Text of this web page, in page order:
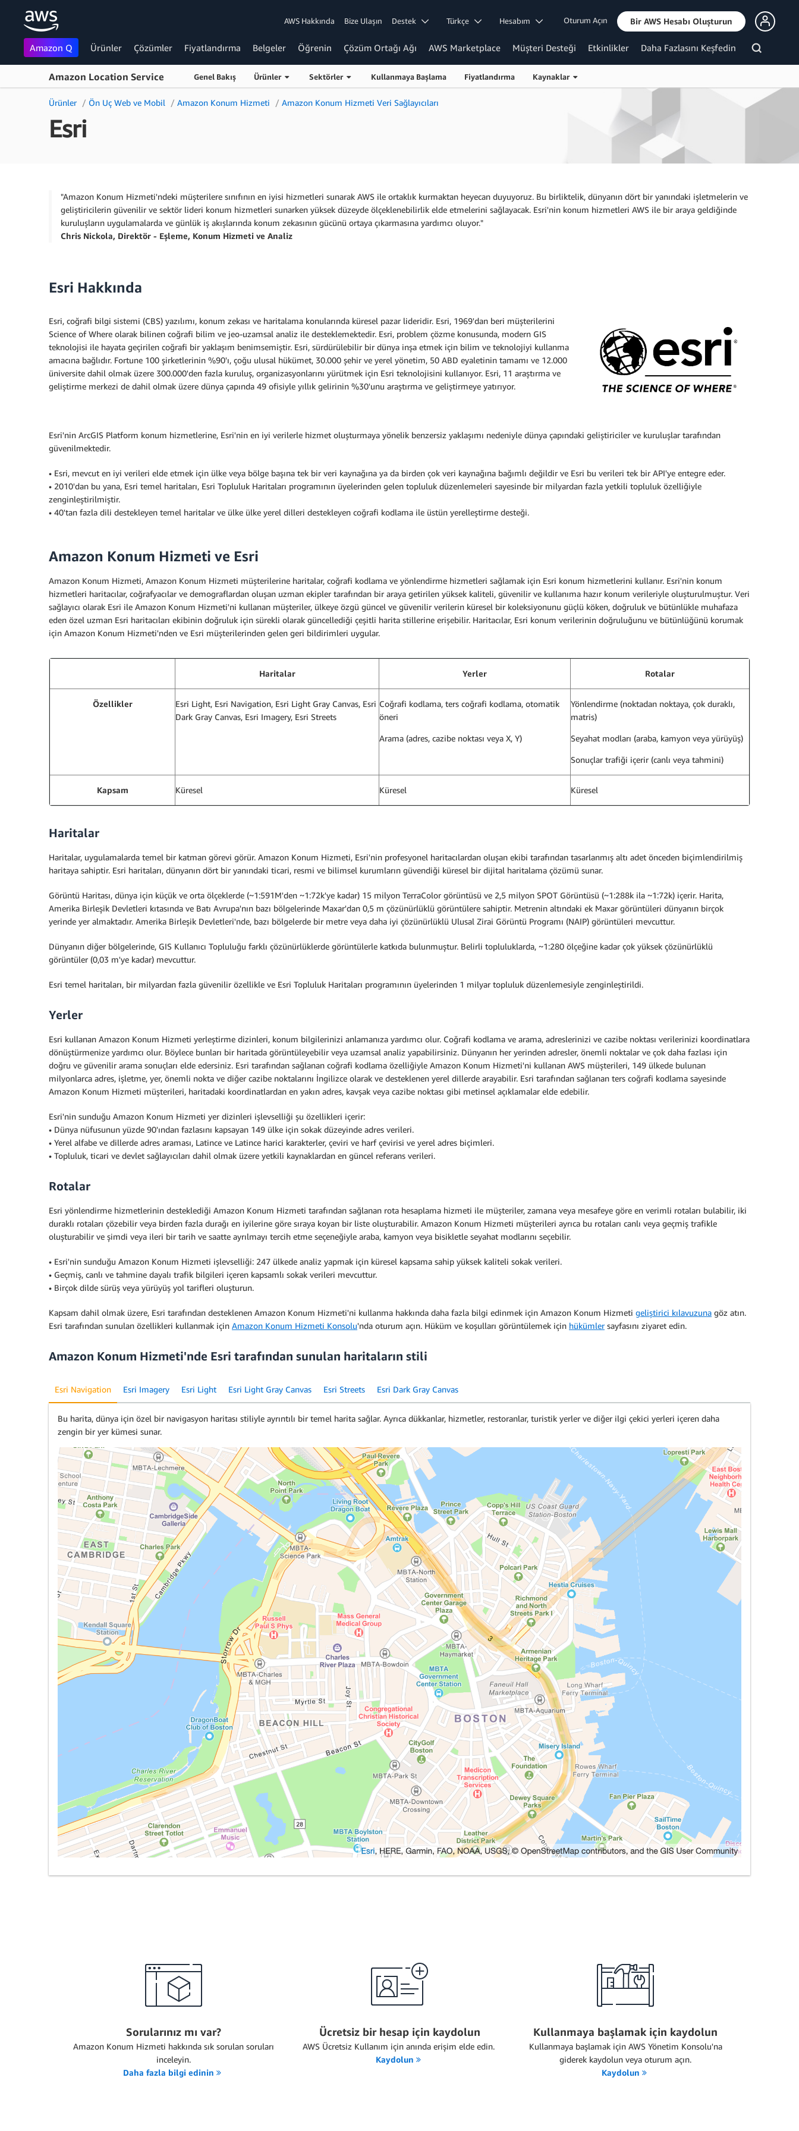
Ana İçeriğe Atla
AWS Hakkında Bize Ulaşın Destek Türkçe Hesabım Oturum Açın Bir AWS Hesabı Oluşturun
Amazon Q Ürünler Çözümler Fiyatlandırma Belgeler Öğrenin Çözüm Ortağı Ağı AWS Marketplace Müşteri Desteği Etkinlikler Daha Fazlasını Keşfedin
Amazon Location Service Genel Bakış Ürünler Sektörler Kullanmaya Başlama Fiyatlandırma Kaynaklar
Ürünler Ön Uç Web ve Mobil Amazon Konum Hizmeti Amazon Konum Hizmeti Veri Sağlayıcıları
Esri
"Amazon Konum Hizmeti'ndeki müşterilere sınıfının en iyisi hizmetleri sunarak AWS ile ortaklık kurmaktan heyecan duyuyoruz. Bu birliktelik, dünyanın dört bir yanındaki işletmelerin ve
geliştiricilerin güvenilir ve sektör lideri konum hizmetleri sunarken yüksek düzeyde ölçeklenebilirlik elde etmelerini sağlayacak. Esri'nin konum hizmetleri AWS ile bir araya geldiğinde
kuruluşların uygulamalarda ve günlük iş akışlarında konum zekasının gücünü ortaya çıkarmasına yardımcı oluyor."
Chris Nickola, Direktör - Eşleme, Konum Hizmeti ve Analiz
Esri Hakkında
Esri, coğrafi bilgi sistemi (CBS) yazılımı, konum zekası ve haritalama konularında küresel pazar lideridir. Esri, 1969'dan beri müşterilerini
Science of Where olarak bilinen coğrafi bilim ve jeo-uzamsal analiz ile desteklemektedir. Esri, problem çözme konusunda, modern GIS
teknolojisi ile hayata geçirilen coğrafi bir yaklaşım benimsemiştir. Esri, sürdürülebilir bir dünya inşa etmek için bilim ve teknolojiyi kullanma
amacına bağlıdır. Fortune 100 şirketlerinin %90'ı, çoğu ulusal hükümet, 30.000 şehir ve yerel yönetim, 50 ABD eyaletinin tamamı ve 12.000
üniversite dahil olmak üzere 300.000'den fazla kuruluş, organizasyonlarını yürütmek için Esri teknolojisini kullanıyor. Esri, 11 araştırma ve
geliştirme merkezi de dahil olmak üzere dünya çapında 49 ofisiyle yıllık gelirinin %30'unu araştırma ve geliştirmeye yatırıyor.
Esri'nin ArcGIS Platform konum hizmetlerine, Esri'nin en iyi verilerle hizmet oluşturmaya yönelik benzersiz yaklaşımı nedeniyle dünya çapındaki geliştiriciler ve kuruluşlar tarafından
güvenilmektedir.
• Esri, mevcut en iyi verileri elde etmek için ülke veya bölge başına tek bir veri kaynağına ya da birden çok veri kaynağına bağımlı değildir ve Esri bu verileri tek bir API'ye entegre eder.
• 2010'dan bu yana, Esri temel haritaları, Esri Topluluk Haritaları programının üyelerinden gelen topluluk düzenlemeleri sayesinde bir milyardan fazla yetkili topluluk özelliğiyle
zenginleştirilmiştir.
• 40'tan fazla dili destekleyen temel haritalar ve ülke ülke yerel dilleri destekleyen coğrafi kodlama ile üstün yerelleştirme desteği.
Amazon Konum Hizmeti ve Esri
Amazon Konum Hizmeti, Amazon Konum Hizmeti müşterilerine haritalar, coğrafi kodlama ve yönlendirme hizmetleri sağlamak için Esri konum hizmetlerini kullanır. Esri'nin konum
hizmetleri haritacılar, coğrafyacılar ve demograflardan oluşan uzman ekipler tarafından bir araya getirilen yüksek kaliteli, güvenilir ve kullanıma hazır konum verileriyle oluşturulmuştur. Veri
sağlayıcı olarak Esri ile Amazon Konum Hizmeti'ni kullanan müşteriler, ülkeye özgü güncel ve güvenilir verilerin küresel bir koleksiyonunu güçlü köken, doğruluk ve bütünlükle muhafaza
eden özel uzman Esri haritacıları ekibinin doğruluk için sürekli olarak güncellediği çeşitli harita stillerine erişebilir. Haritacılar, Esri konum verilerinin doğruluğunu ve bütünlüğünü korumak
için Amazon Konum Hizmeti'nden ve Esri müşterilerinden gelen geri bildirimleri uygular.
Haritalar Yerler Rotalar
Özellikler
Esri Light, Esri Navigation, Esri Light Gray Canvas, Esri
Dark Gray Canvas, Esri Imagery, Esri Streets
Coğrafi kodlama, ters coğrafi kodlama, otomatik
öneri
Arama (adres, cazibe noktası veya X, Y)
Yönlendirme (noktadan noktaya, çok duraklı,
matris)
Seyahat modları (araba, kamyon veya yürüyüş)
Sonuçlar trafiği içerir (canlı veya tahmini)
Kapsam Küresel Küresel Küresel
Haritalar
Haritalar, uygulamalarda temel bir katman görevi görür. Amazon Konum Hizmeti, Esri'nin profesyonel haritacılardan oluşan ekibi tarafından tasarlanmış altı adet önceden biçimlendirilmiş
haritaya sahiptir. Esri haritaları, dünyanın dört bir yanındaki ticari, resmi ve bilimsel kurumların güvendiği küresel bir dijital haritalama çözümü sunar.
Görüntü Haritası, dünya için küçük ve orta ölçeklerde (~1:591M'den ~1:72k'ye kadar) 15 milyon TerraColor görüntüsü ve 2,5 milyon SPOT Görüntüsü (~1:288k ila ~1:72k) içerir. Harita,
Amerika Birleşik Devletleri kıtasında ve Batı Avrupa'nın bazı bölgelerinde Maxar'dan 0,5 m çözünürlüklü görüntülere sahiptir. Metrenin altındaki ek Maxar görüntüleri dünyanın birçok
yerinde yer almaktadır. Amerika Birleşik Devletleri'nde, bazı bölgelerde bir metre veya daha iyi çözünürlüklü Ulusal Zirai Görüntü Programı (NAIP) görüntüleri mevcuttur.
Dünyanın diğer bölgelerinde, GIS Kullanıcı Topluluğu farklı çözünürlüklerde görüntülerle katkıda bulunmuştur. Belirli topluluklarda, ~1:280 ölçeğine kadar çok yüksek çözünürlüklü
görüntüler (0,03 m'ye kadar) mevcuttur.
Esri temel haritaları, bir milyardan fazla güvenilir özellikle ve Esri Topluluk Haritaları programının üyelerinden 1 milyar topluluk düzenlemesiyle zenginleştirildi.
Yerler
Esri kullanan Amazon Konum Hizmeti yerleştirme dizinleri, konum bilgilerinizi anlamanıza yardımcı olur. Coğrafi kodlama ve arama, adreslerinizi ve cazibe noktası verilerinizi koordinatlara
dönüştürmenize yardımcı olur. Böylece bunları bir haritada görüntüleyebilir veya uzamsal analiz yapabilirsiniz. Dünyanın her yerinden adresler, önemli noktalar ve çok daha fazlası için
doğru ve güvenilir arama sonuçları elde edersiniz. Esri tarafından sağlanan coğrafi kodlama özelliğiyle Amazon Konum Hizmeti'ni kullanan AWS müşterileri, 149 ülkede bulunan
milyonlarca adres, işletme, yer, önemli nokta ve diğer cazibe noktalarını İngilizce olarak ve desteklenen yerel dillerde arayabilir. Esri tarafından sağlanan ters coğrafi kodlama sayesinde
Amazon Konum Hizmeti müşterileri, haritadaki koordinatlardan en yakın adres, kavşak veya cazibe noktası gibi metinsel açıklamalar elde edebilir.
Esri'nin sunduğu Amazon Konum Hizmeti yer dizinleri işlevselliği şu özellikleri içerir:
• Dünya nüfusunun yüzde 90'ından fazlasını kapsayan 149 ülke için sokak düzeyinde adres verileri.
• Yerel alfabe ve dillerde adres araması, Latince ve Latince harici karakterler, çeviri ve harf çevirisi ve yerel adres biçimleri.
• Topluluk, ticari ve devlet sağlayıcıları dahil olmak üzere yetkili kaynaklardan en güncel referans verileri.
Rotalar
Esri yönlendirme hizmetlerinin desteklediği Amazon Konum Hizmeti tarafından sağlanan rota hesaplama hizmeti ile müşteriler, zamana veya mesafeye göre en verimli rotaları bulabilir, iki
duraklı rotaları çözebilir veya birden fazla durağı en iyilerine göre sıraya koyan bir liste oluşturabilir. Amazon Konum Hizmeti müşterileri ayrıca bu rotaları canlı veya geçmiş trafikle
oluşturabilir ve şimdi veya ileri bir tarih ve saatte ayrılmayı tercih etme seçeneğiyle araba, kamyon veya bisikletle seyahat modlarını seçebilir.
• Esri'nin sunduğu Amazon Konum Hizmeti işlevselliği: 247 ülkede analiz yapmak için küresel kapsama sahip yüksek kaliteli sokak verileri.
• Geçmiş, canlı ve tahmine dayalı trafik bilgileri içeren kapsamlı sokak verileri mevcuttur.
• Birçok dilde sürüş veya yürüyüş yol tarifleri oluşturun.
Kapsam dahil olmak üzere, Esri tarafından desteklenen Amazon Konum Hizmeti'ni kullanma hakkında daha fazla bilgi edinmek için Amazon Konum Hizmeti geliştirici kılavuzuna göz atın.
Esri tarafından sunulan özellikleri kullanmak için Amazon Konum Hizmeti Konsolu'nda oturum açın. Hüküm ve koşulları görüntülemek için hükümlersayfasını ziyaret edin.
Amazon Konum Hizmeti'nde Esri tarafından sunulan haritaların stili
Esri Navigation Esri Imagery Esri Light Esri Light Gray Canvas Esri Streets Esri Dark Gray Canvas
Bu harita, dünya için özel bir navigasyon haritası stiliyle ayrıntılı bir temel harita sağlar. Ayrıca dükkanlar, hizmetler, restoranlar, turistik yerler ve diğer ilgi çekici yerleri içeren daha
zengin bir yer kümesi sunar.
Sorularınız mı var?
Amazon Konum Hizmeti hakkında sık sorulan soruları
inceleyin.
Daha fazla bilgi edinin
Ücretsiz bir hesap için kaydolun
AWS Ücretsiz Kullanım için anında erişim elde edin.
Kaydolun
Kullanmaya başlamak için kaydolun
Kullanmaya başlamak için AWS Yönetim Konsolu'na
giderek kaydolun veya oturum açın.
Kaydolun